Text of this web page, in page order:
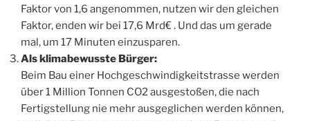
Faktor von 1,6 angenommen, nutzen wir den gleichen
Faktor, enden wir bei 17,6 Mrd€ . Und das um gerade
mal, um 17 Minuten einzusparen.
Als klimabewusste Bürger:
Beim Bau einer Hochgeschwindigkeitstrasse werden
über 1 Million Tonnen CO2 ausgestoßen, die nach
Fertigstellung nie mehr ausgeglichen werden können,